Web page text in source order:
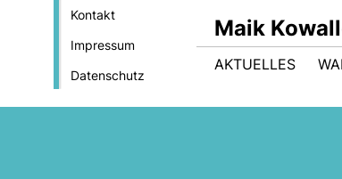
Kontakt
Impressum
Datenschutz
Maik
AKTUELLES